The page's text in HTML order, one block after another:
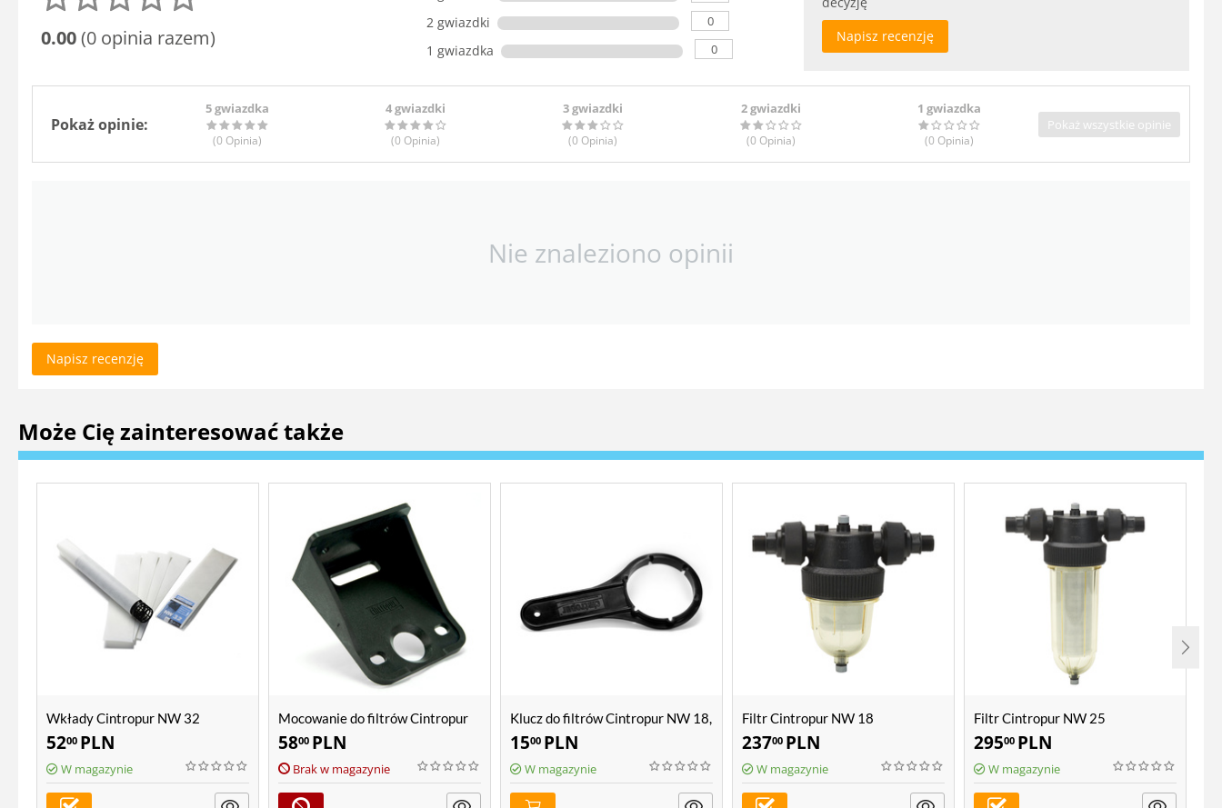
0.00(0 opinia razem)
2 gwiazdki 0
1 gwiazdka 0
Napisz recenzję
Pokaż opinie:
5 gwiazdka
(0 Opinia)
4 gwiazdki
(0 Opinia)
3 gwiazdki
(0 Opinia)
2 gwiazdki
(0 Opinia)
1 gwiazdka
(0 Opinia)
Pokaż wszystkie opinie
Nie znaleziono opinii
Napisz recenzję
Może Cię zainteresować także
Wkłady Cintropur NW 32
5200 PLN
W magazynie
Mocowanie do filtrów Cintropur
NW 18, NW 25, NW 32, TIO
5800 PLN
Brak w magazynie
Klucz do filtrów Cintropur NW 18,
NW 25, NW 32, TIO
1500 PLN
W magazynie
Filtr Cintropur NW 18
23700 PLN
W magazynie
Filtr Cintropur NW 25
29500 PLN
W magazynie